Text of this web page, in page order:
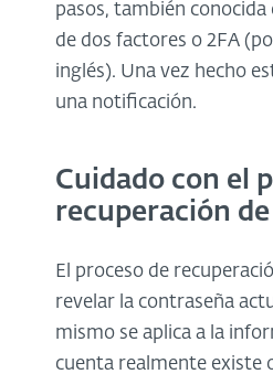
pasos, también
de dos factores o 2FA
inglés). Una vez hecho
una notificación.
Cuidado con el
recuperación
El proceso de
revelar la contraseña
mismo se aplica a la
cuenta realmente existe